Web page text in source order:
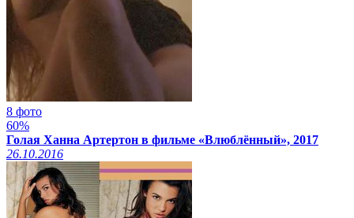
8 фото
60%
Голая Ханна Артертон в фильме «Влюблённый», 2017
26.10.2016